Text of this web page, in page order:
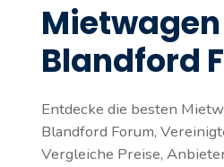
Blandford
Entdecke die besten
Blandford Forum,
Vergleiche Preise,